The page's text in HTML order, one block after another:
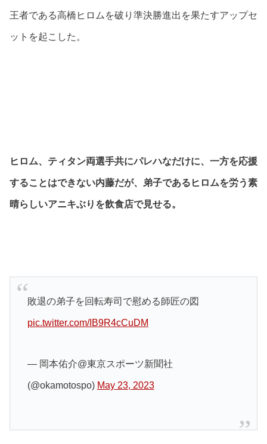
王者である高橋ヒロムを破り準決勝進出を果たすアップセ
ットを起こした。
ヒロム、ティタン両選手共にパレハなだけに、一方を応援
することはできない内藤だが、弟子であるヒロムを労う素
晴らしいアニキぶりを飲食店で見せる。
敗退の弟子を回転寿司で慰める師匠の図
pic.twitter.com/IB9R4cCuDM
— 岡本佑介@東京スポーツ新聞社
(@okamotospo) May 23, 2023